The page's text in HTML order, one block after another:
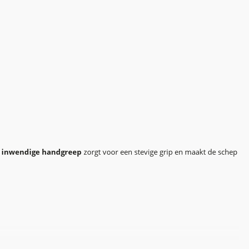
inwendige handgreep zorgt voor een stevige grip en maakt de schep